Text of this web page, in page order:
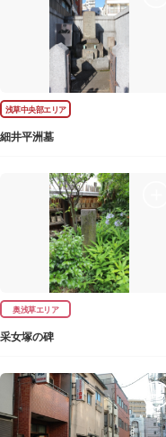
浅草中央部エリア
細井平洲墓
奥浅草エリア
采女塚の碑